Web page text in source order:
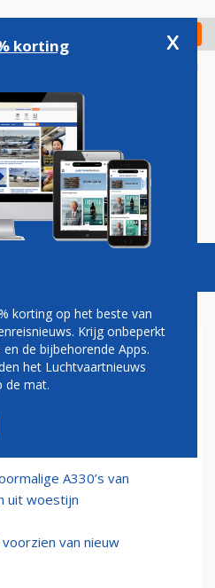
Check in
Vacatures
van Airbus A330-
A330’s van
uit woestijn
van nieuw
korting x
korting op het beste van
Krijg onbeperkt
de bijbehorende Apps.
het Luchtvaartnieuws
de mat.